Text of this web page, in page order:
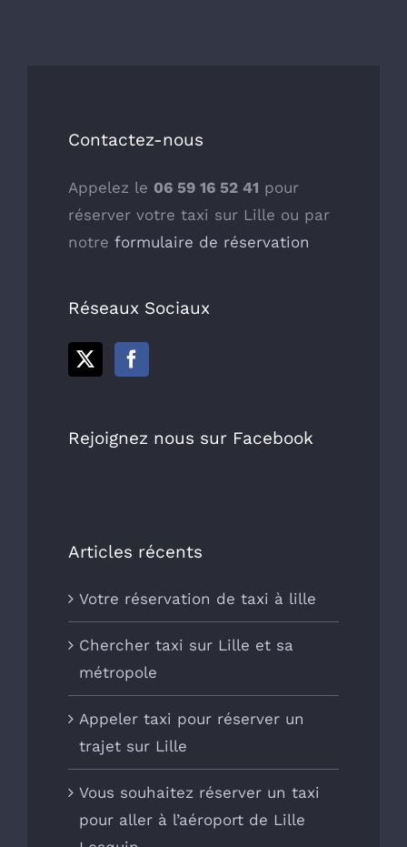
Contactez-nous
Appelez le 06 59 16 52 41 pour
réserver votre taxi sur Lille ou par
notre formulaire de réservation
Réseaux Sociaux
Rejoignez nous sur Facebook
Articles récents
Votre réservation de taxi à lille
Chercher taxi sur Lille et sa
métropole
Appeler taxi pour réserver un
trajet sur Lille
Vous souhaitez réserver un taxi
pour aller à l’aéroport de Lille